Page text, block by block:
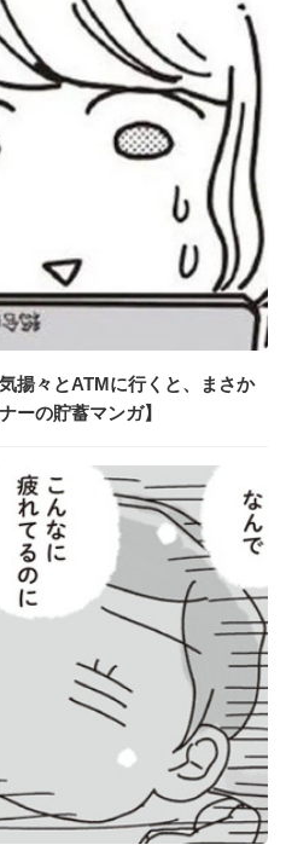
揚々とATMに行くと、まさか
ーの貯蓄マンガ】